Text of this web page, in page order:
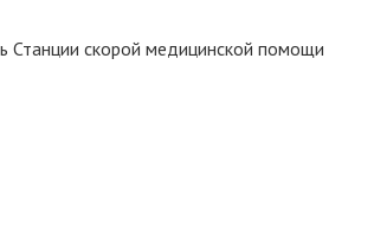
Станции скорой медицинской помощи